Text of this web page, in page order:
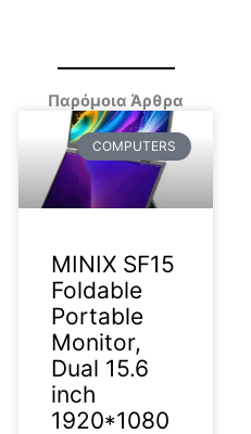
Παρόμοια Άρθρα
COMPUTERS
MINIX SF15
Foldable
Portable
Monitor,
Dual 15.6
inch
1920*1080